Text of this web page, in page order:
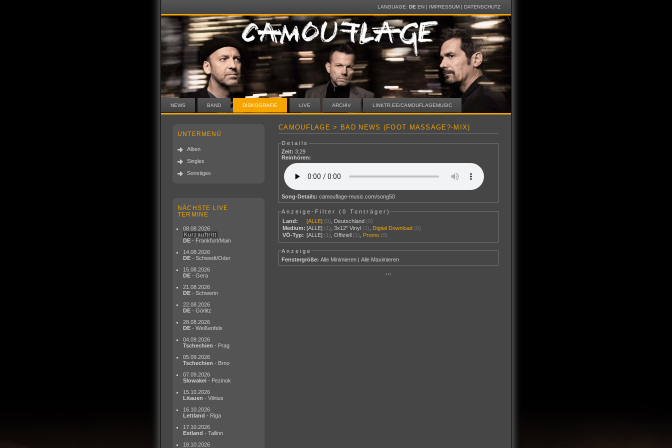
LANGUAGE: DE EN| IMPRESSUM| DATENSCHUTZ
NEWS BAND DISKOGRAFIE LIVE ARCHIV LINKTR.EE/CAMOUFLAGEMUSIC
UNTERMENÜ
Alben
Singles
Sonstiges
NÄCHSTE LIVE
TERMINE
08.08.2026
Kurzauftritt
DE - Frankfurt/Main
14.08.2026
DE - Schwedt/Oder
15.08.2026
DE - Gera
21.08.2026
DE - Schwerin
22.08.2026
DE - Görlitz
28.08.2026
DE - Weißenfels
04.09.2026
Tschechien - Prag
05.09.2026
Tschechien - Brno
07.09.2026
Slowakei - Pezinok
15.10.2026
Litauen - Vilnius
16.10.2026
Lettland - Riga
17.10.2026
Estland - Tallinn
18.10.2026
CAMOUFLAGE > BAD NEWS (FOOT MASSAGE?-MIX)
Details
Zeit: 3:29
Reinhören:
Song-Details: camouflage-music.com/song50
Anzeige-Filter (0 Tonträger)
Land:
[ALLE] (0) Deutschland (0)
Medium: [ALLE] (1) ,3x12" Vinyl (1) Digital Download (0)
VÖ-Typ: [ALLE] (1) ,Offiziell (1) Promo (0)
Anzeige
Fenstergröße: Alle Minimieren |Alle Maximieren
···